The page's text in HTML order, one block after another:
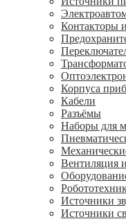
Контакторы
Корпуса
Кабели
Разъёмы
Наборы для
Вентиляция
Источники
Источники